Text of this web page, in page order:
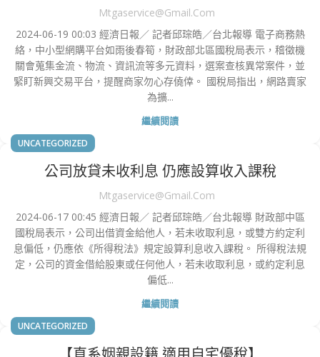
Mtgaservice@gmail.com
2024-06-19 00:03 經濟日報／ 記者邱琮皓／台北報導 電子商務熱
絡，中小型網購平台如雨後春筍，財政部北區國稅局表示，稽徵機
關會蒐集金流、物流、資訊流等多元資料，選案查核異常案件，並
緊盯新興交易平台，提醒商家勿心存僥倖。 國稅局指出，網路賣家
為擴...
繼續閱讀
UNCATEGORIZED
公司放貸未收利息 仍應設算收入課稅
Mtgaservice@gmail.com
2024-06-17 00:45 經濟日報／ 記者邱琮皓／台北報導 財政部中區
國稅局表示，公司出借資金給他人，若未收取利息，或雙方約定利
息偏低，仍應依《所得稅法》規定設算利息收入課稅。 所得稅法規
定，公司的資金借給股東或任何他人，若未收取利息，或約定利息
偏低...
繼續閱讀
UNCATEGORIZED